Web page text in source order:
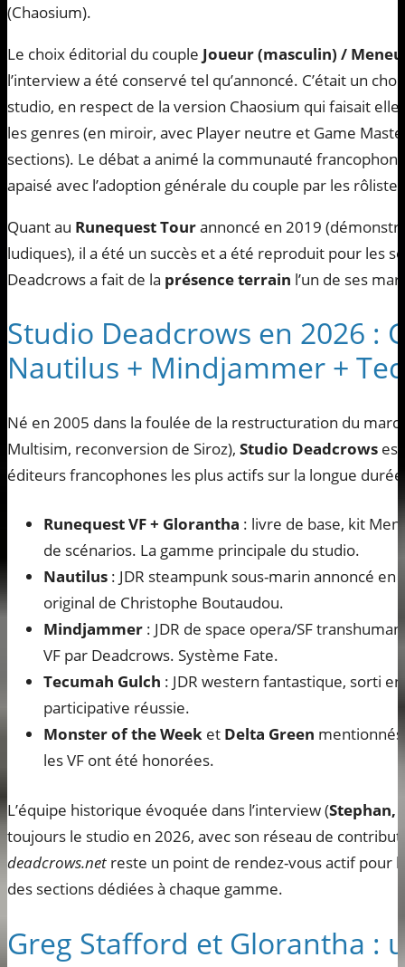
(Chaosium).
Le choix éditorial du couple Joueur (masculin) /
l’interview a été conservé tel qu’annoncé. C’était un
studio, en respect de la version Chaosium qui faisait
les genres (en miroir, avec Player neutre et Game
sections). Le débat a animé la communauté
apaisé avec l’adoption générale du couple par les
Quant au Runequest Tourannoncé en 2019
ludiques), il a été un succès et a été reproduit pour les
Deadcrows a fait de la présence terrain l’un de ses
Studio Deadcrows en 2026 :
Nautilus + Mindjammer +
Né en 2005 dans la foulée de la restructuration du
Multisim, reconversion de Siroz), Studio Deadcrows
éditeurs francophones les plus actifs sur la longue
Runequest VF + Glorantha : livre de base, kit
de scénarios. La gamme principale du studio.
Nautilus : JDR steampunk sous-marin annoncé
original de Christophe Boutaudou.
Mindjammer : JDR de space opera/SF
VF par Deadcrows. Système Fate.
Tecumah Gulch : JDR western fantastique, sorti
participative réussie.
Monster of the Week et Delta Green
les VF ont été honorées.
L’équipe historique évoquée dans l’interview (Stephan,
toujours le studio en 2026, avec son réseau de
deadcrows.net reste un point de rendez-vous actif pour
des sections dédiées à chaque gamme.
Greg Stafford et Glorantha :